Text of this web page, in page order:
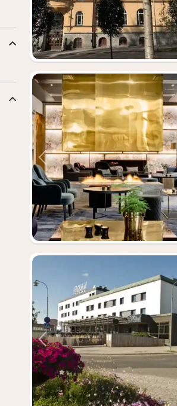
Vorige foto
Vorige foto